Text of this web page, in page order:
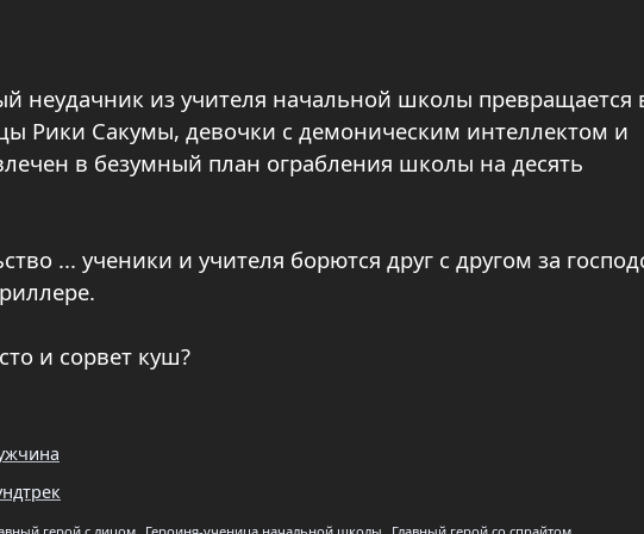
неудачник из учителя начальной школы превращается
Рики Сакумы, девочки с демоническим интеллектом и
в безумный план ограбления школы на десять
... ученики и учителя борются друг с другом за
и сорвет куш?